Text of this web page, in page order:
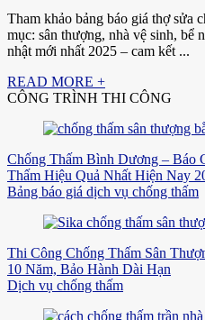
Tham khảo bảng báo giá thợ sửa
mục: sân thượng, nhà vệ sinh,
nhật mới nhất 2025 – cam kết ...
READ MORE +
CÔNG TRÌNH THI CÔNG
Chống Thấm Bình Dương – Báo
Thấm Hiệu Quả Nhất Hiện Nay
Bảng báo giá dịch vụ chống thấm
Thi Công Chống Thấm Sân
10 Năm, Bảo Hành Dài Hạn
Dịch vụ chống thấm